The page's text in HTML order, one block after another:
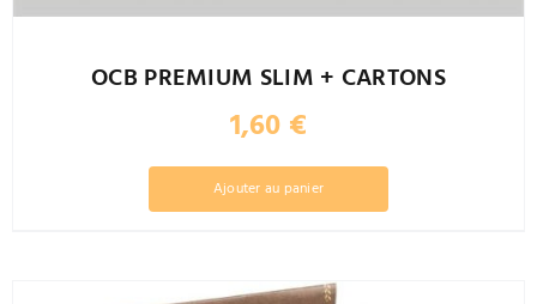
OCB PREMIUM SLIM + CARTONS
1,60 €
Ajouter au panier